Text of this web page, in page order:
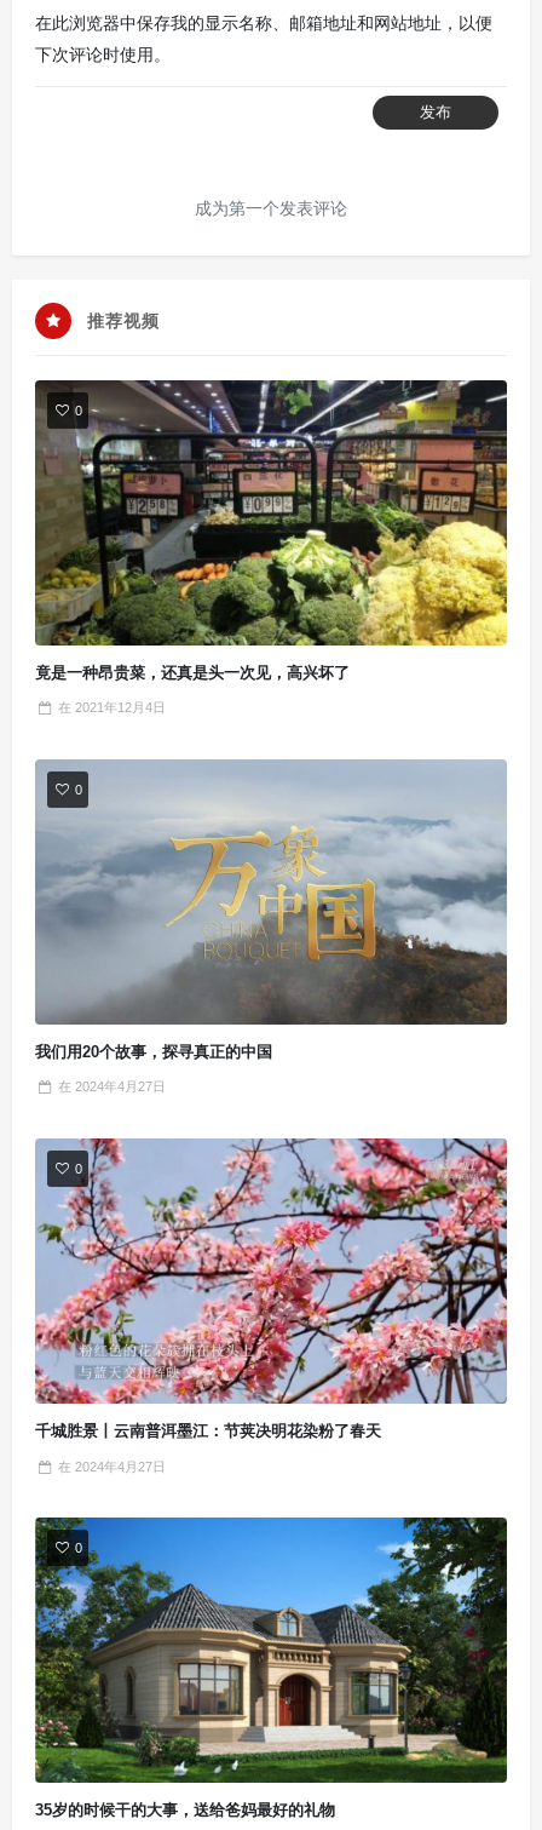
在此浏览器中保存我的显示名称、邮箱地址和网站地址，以便
下次评论时使用。
发布
成为第一个发表评论
推荐视频
0
竟是一种昂贵菜，还真是头一次见，高兴坏了
在 2021年12月4日
0
我们用20个故事，探寻真正的中国
在 2024年4月27日
0
千城胜景丨云南普洱墨江：节荚决明花染粉了春天
在 2024年4月27日
0
35岁的时候干的大事，送给爸妈最好的礼物